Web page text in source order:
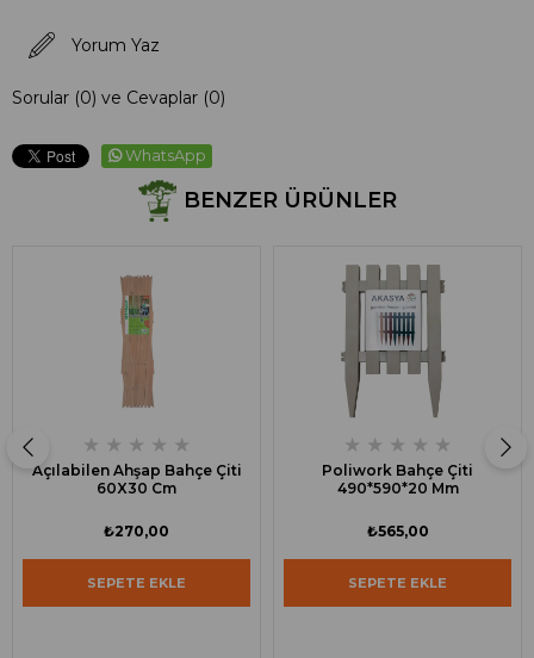
Yorum Yaz
Sorular (0) ve Cevaplar (0)
WhatsApp
BENZER ÜRÜNLER
★ ★ ★ ★ ★
Açılabilen Ahşap Bahçe Çiti
60X30 Cm
₺270,00
SEPETE EKLE
★ ★ ★ ★ ★
Poliwork Bahçe Çiti
490*590*20 Mm
₺565,00
SEPETE EKLE